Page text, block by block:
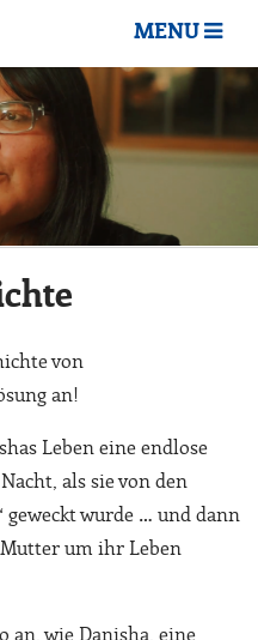
MENU
von
an!
Leben eine endlose
als sie von den
wurde … und dann
um ihr Leben
an, wie Danisha, eine